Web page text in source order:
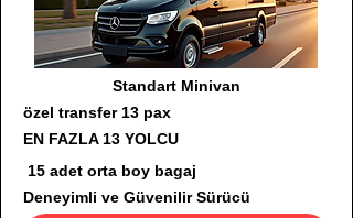
Standart Minivan
özel transfer 13 pax
EN FAZLA 13 YOLCU
15 adet orta boy bagaj
Deneyimli ve Güvenilir Sürücü